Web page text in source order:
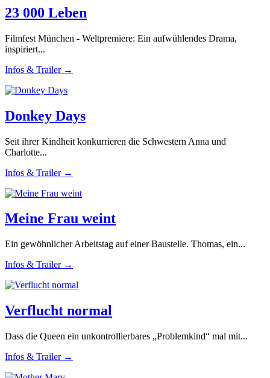
23 000 Leben
Filmfest München - Weltpremiere: Ein aufwühlendes Drama,
inspiriert...
Infos & Trailer →
Donkey Days
Seit ihrer Kindheit konkurrieren die Schwestern Anna und
Charlotte...
Infos & Trailer →
Meine Frau weint
Ein gewöhnlicher Arbeitstag auf einer Baustelle. Thomas, ein...
Infos & Trailer →
Verflucht normal
Dass die Queen ein unkontrollierbares „Problemkind“ mal mit...
Infos & Trailer →